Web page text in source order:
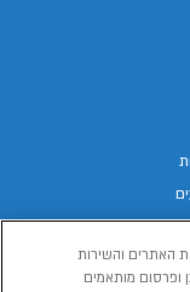
האתרים והשירות
ופרסום מותאמים